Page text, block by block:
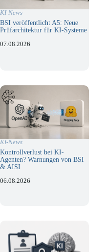
KI-News
BSI veröffentlicht A5: Neue
Prüfarchitektur für KI-Systeme
07.08.2026
KI-News
Kontrollverlust bei KI-
Agenten? Warnungen von BSI
& AISI
06.08.2026